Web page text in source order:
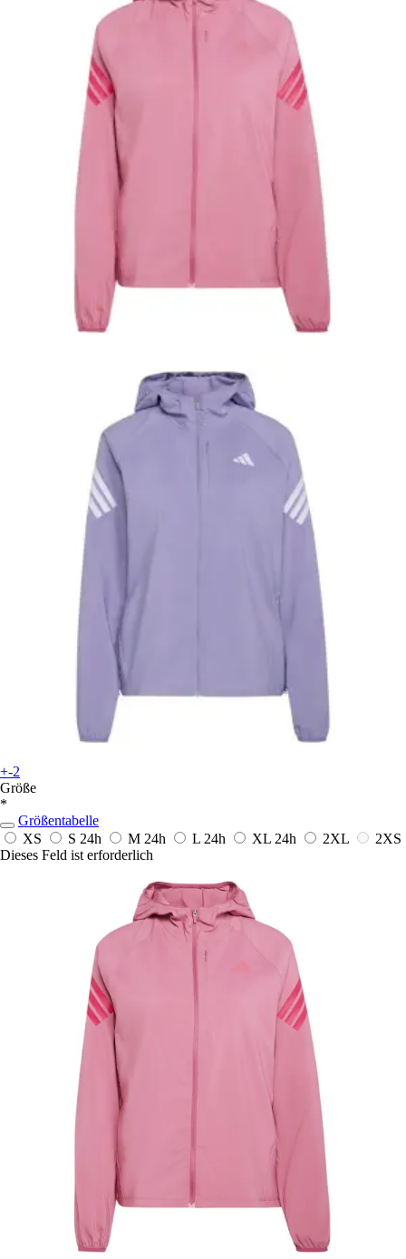
+-2
Größe
*
Größentabelle
XS
S 24h M 24h L 24h XL 24h 2XL
2XS
Dieses Feld ist erforderlich